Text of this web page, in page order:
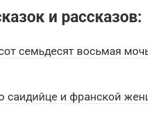
и рассказов:
семьдесят восьмая
саидийце и франской